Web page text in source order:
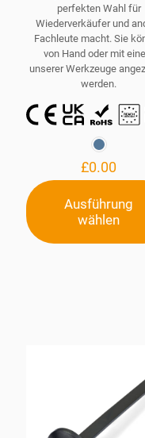
perfekten Wahl für
Wiederverkäufer und
Fachleute macht. Sie
von Hand oder mit
unserer Werkzeuge
werden.
£0.00
Ausführung
wählen
Dieses
Produkt